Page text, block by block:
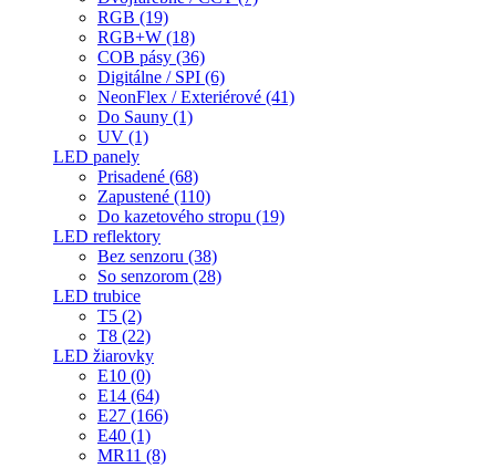
RGB (19)
RGB+W (18)
COB pásy (36)
Digitálne / SPI (6)
NeonFlex / Exteriérové (41)
Do Sauny (1)
UV (1)
LED panely
Prisadené (68)
Zapustené (110)
Do kazetového stropu (19)
LED reflektory
Bez senzoru (38)
So senzorom (28)
LED trubice
T5 (2)
T8 (22)
LED žiarovky
E10 (0)
E14 (64)
E27 (166)
E40 (1)
MR11 (8)